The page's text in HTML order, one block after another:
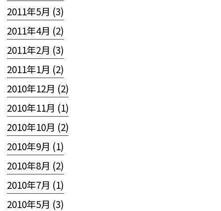
2011年5月 (3)
2011年4月 (2)
2011年2月 (3)
2011年1月 (2)
2010年12月 (2)
2010年11月 (1)
2010年10月 (2)
2010年9月 (1)
2010年8月 (2)
2010年7月 (1)
2010年5月 (3)